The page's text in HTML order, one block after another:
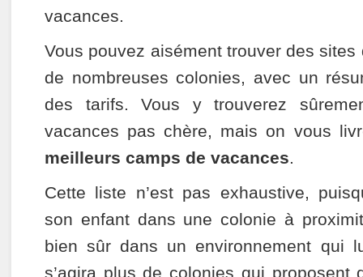
vacances.
Vous pouvez aisément trouver des
de nombreuses colonies, avec un
des tarifs. Vous y trouverez
vacances pas chère, mais on vous
meilleurs camps de vacances.
Cette liste n’est pas exhaustive,
son enfant dans une colonie à
bien sûr dans un environnement qui
s’agira plus de colonies qui proposent